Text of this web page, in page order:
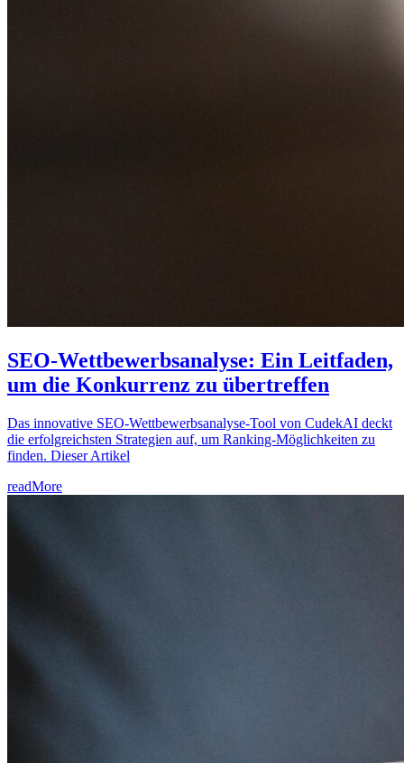
SEO-Wettbewerbsanalyse: Ein Leitfaden,
um die Konkurrenz zu übertreffen
Das innovative SEO-Wettbewerbsanalyse-Tool von CudekAI deckt
die erfolgreichsten Strategien auf, um Ranking-Möglichkeiten zu
finden. Dieser Artikel
readMore